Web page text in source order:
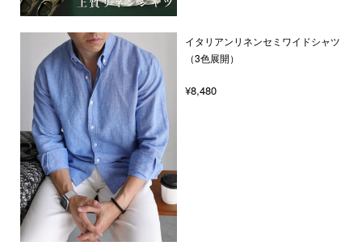
イタリアンリネンセミワイドシャツ
（3色展開）
¥8,480